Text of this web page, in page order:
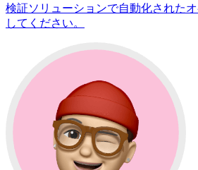
検証ソリューションで自動化された
してください。